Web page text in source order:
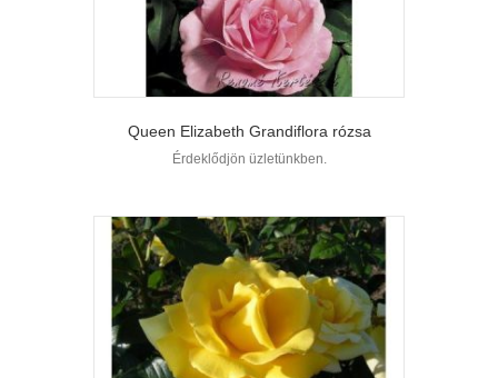
Queen Elizabeth Grandiflora rózsa
Érdeklődjön üzletünkben.